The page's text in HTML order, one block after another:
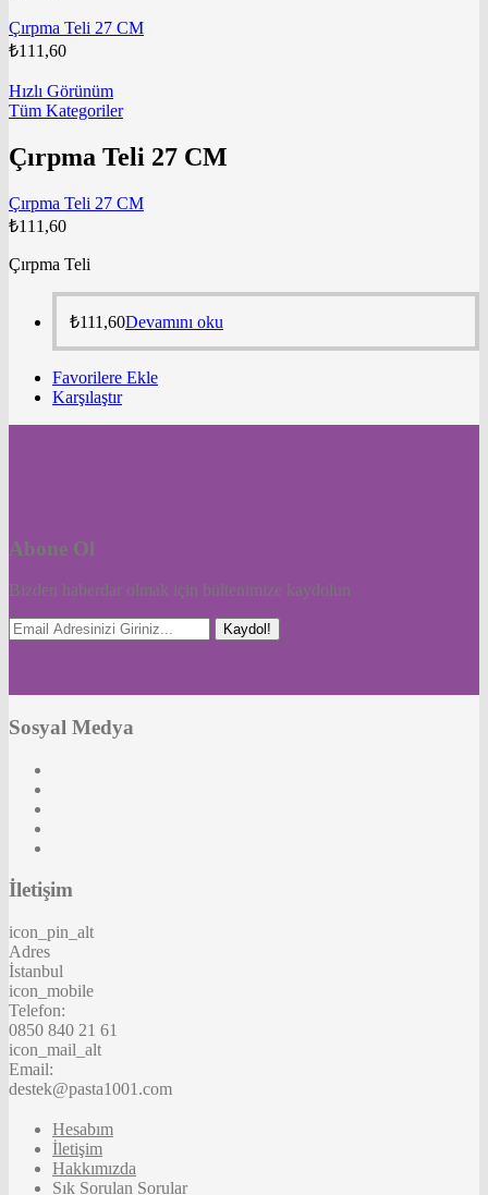
Çırpma Teli 27 CM
₺111,60
Hızlı Görünüm
Tüm Kategoriler
Çırpma Teli 27 CM
Çırpma Teli 27 CM
₺111,60
Çırpma Teli
₺111,60Devamını oku
Favorilere Ekle
Karşılaştır
Abone Ol
Bizden haberdar olmak için bültenimize kaydolun
Kaydol!
Sosyal Medya
İletişim
icon_pin_alt
Adres
İstanbul
icon_mobile
Telefon:
0850 840 21 61
icon_mail_alt
Email:
destek@pasta1001.com
Hesabım
İletişim
Hakkımızda
Sık Sorulan Sorular